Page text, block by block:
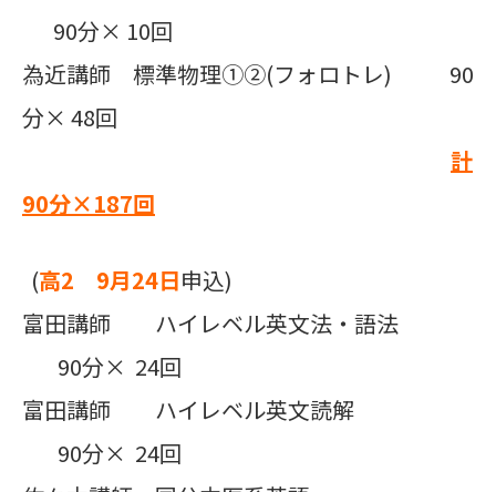
90分× 10回
為近講師 標準物理①②(フォロトレ) 90
分× 48回
計
90分×187回
(高2 9月24日申込)
富田講師 ハイレベル英文法・語法
90分× 24回
富田講師 ハイレベル英文読解
90分× 24回